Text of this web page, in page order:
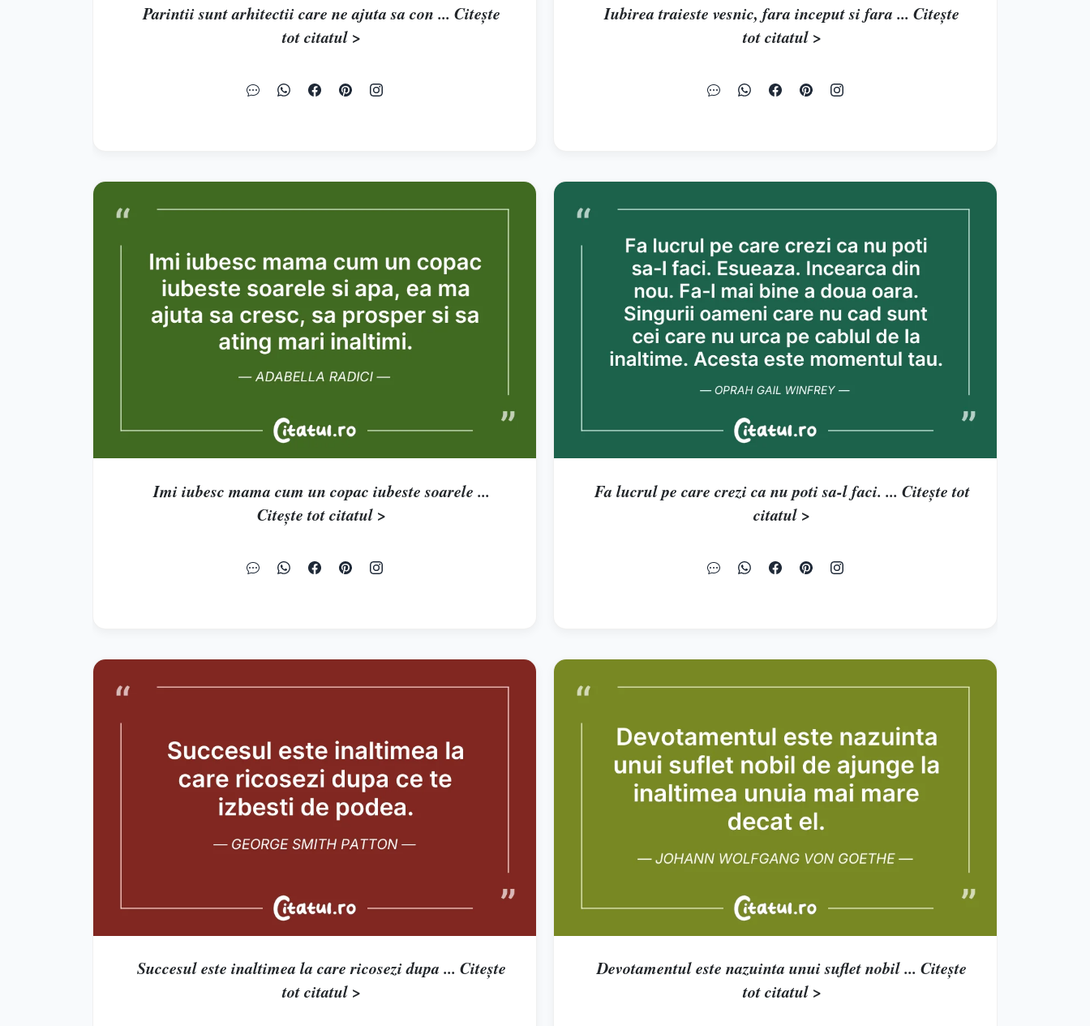
Parintii sunt arhitectii care ne ajuta sa con ... Citește
tot citatul >
Iubirea traieste vesnic, fara inceput si fara ... Citește
tot citatul >
Imi iubesc mama cum un copac iubeste soarele ...
Citește tot citatul >
Fa lucrul pe care crezi ca nu poti sa-l faci. ... Citește tot
citatul >
Succesul este inaltimea la care ricosezi dupa ... Citește
tot citatul >
Devotamentul este nazuinta unui suflet nobil ... Citește
tot citatul >